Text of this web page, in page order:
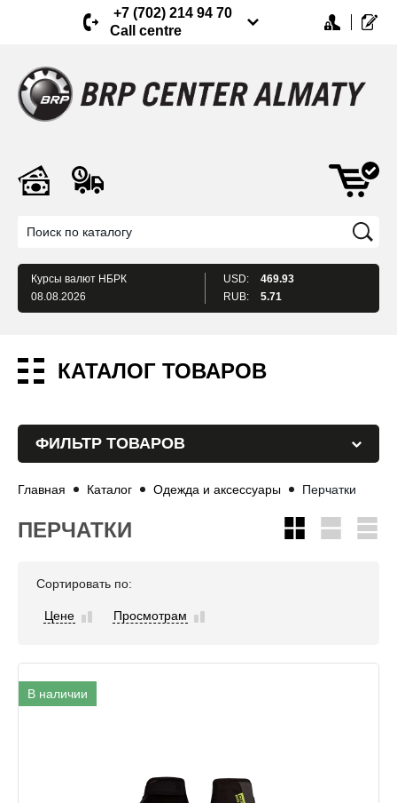
+7 (702) 214 94 70
Call centre
Курсы валют НБРК
08.08.2026
USD:
469.93
RUB:
5.71
КАТАЛОГ ТОВАРОВ
ФИЛЬТР ТОВАРОВ
Главная Каталог Одежда и аксессуары Перчатки
ПЕРЧАТКИ
Сортировать по:
Цене Просмотрам
В наличии